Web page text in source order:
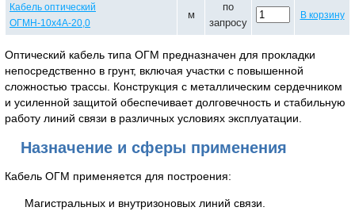
Кабель оптический
ОГМН-10х4А-20,0
м
по
запросу
В корзину
Оптический кабель типа ОГМ предназначен для прокладки
непосредственно в грунт, включая участки с повышенной
сложностью трассы. Конструкция с металлическим сердечником
и усиленной защитой обеспечивает долговечность и стабильную
работу линий связи в различных условиях эксплуатации.
Назначение и сферы применения
Кабель ОГМ применяется для построения:
Магистральных и внутризоновых линий связи.